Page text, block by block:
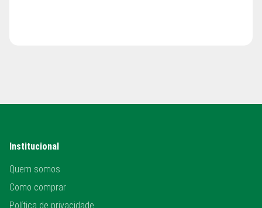
Institucional
Quem somos
Como comprar
Política de privacidade